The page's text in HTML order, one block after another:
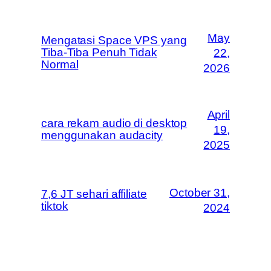
Mengatasi Space VPS yang
Tiba-Tiba Penuh Tidak
Normal
May
22,
2026
cara rekam audio di desktop
menggunakan audacity
April
19,
2025
7,6 JT sehari affiliate
tiktok
October 31,
2024